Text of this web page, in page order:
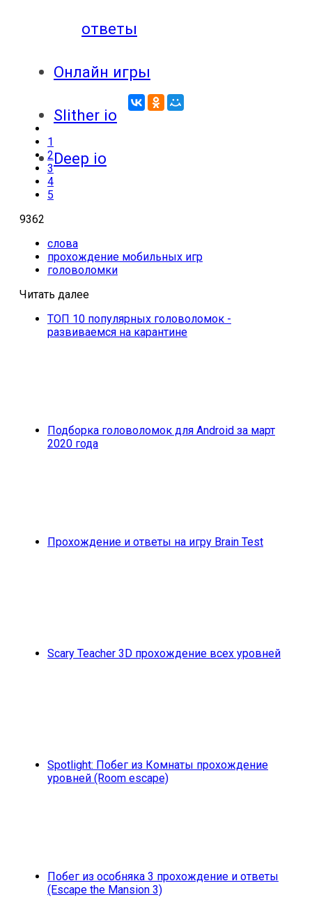
ответы
Онлайн игры
Slither io
Deep io
1
2
3
4
5
9362
слова
прохождение мобильных игр
головоломки
Читать далее
ТОП 10 популярных головоломок -
развиваемся на карантине
Подборка головоломок для Android за март
2020 года
Прохождение и ответы на игру Brain Test
Scary Teacher 3D прохождение всех уровней
Spotlight: Побег из Комнаты прохождение
уровней (Room escape)
Побег из особняка 3 прохождение и ответы
(Escape the Mansion 3)